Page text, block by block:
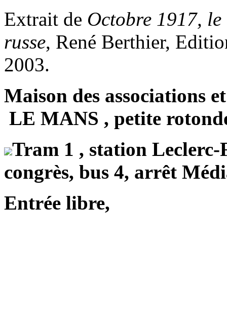
Extrait de Octobre 1917,
russe, René Berthier,
2003.
Maison des associations
LE MANS , petite
Tram 1 , station Leclerc-
congrès, bus 4, arrêt
Entrée libre,